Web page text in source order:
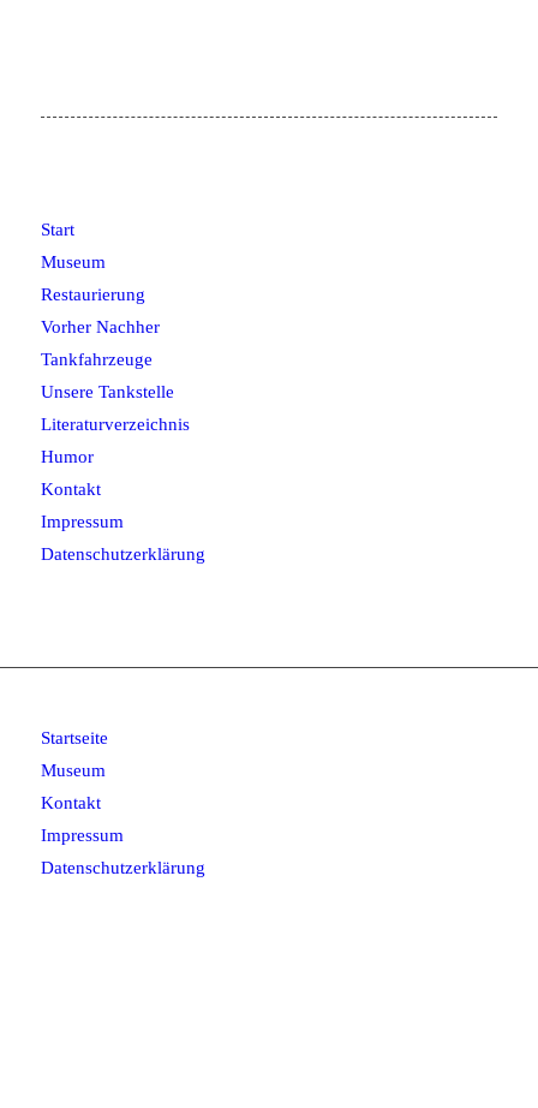
Start
Museum
Restaurierung
Vorher Nachher
Tankfahrzeuge
Unsere Tankstelle
Literaturverzeichnis
Humor
Kontakt
Impressum
Datenschutzerklärung
Startseite
Museum
Kontakt
Impressum
Datenschutzerklärung